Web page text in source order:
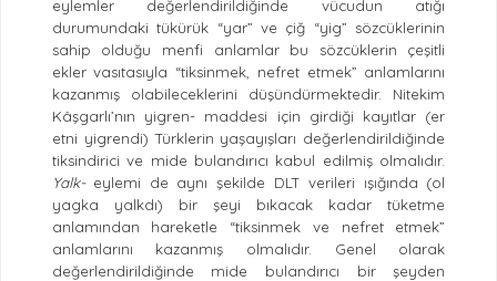
eylemler değerlendirildiğinde vücudun atığı
durumundaki tükürük “yar” ve çiğ “yig” sözcüklerinin
sahip olduğu menfi anlamlar bu sözcüklerin çeşitli
ekler vasıtasıyla “tiksinmek, nefret etmek” anlamlarını
kazanmış olabileceklerini düşündürmektedir. Nitekim
Kâşgarlı’nın yigren- maddesi için girdiği kayıtlar (er
etni yigrendi) Türklerin yaşayışları değerlendirildiğinde
tiksindirici ve mide bulandırıcı kabul edilmiş olmalıdır.
Yalk-eylemi de aynı şekilde DLT verileri ışığında (ol
yagka yalkdı) bir şeyi bıkacak kadar tüketme
anlamından hareketle “tiksinmek ve nefret etmek”
anlamlarını kazanmış olmalıdır. Genel olarak
değerlendirildiğinde mide bulandırıcı bir şeyden